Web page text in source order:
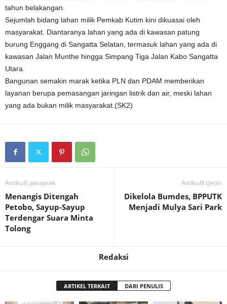
tahun belakangan.
Sejumlah bidang lahan milik Pemkab Kutim kini dikuasai oleh
masyarakat. Diantaranya lahan yang ada di kawasan patung
burung Enggang di Sangatta Selatan, termasuk lahan yang ada di
kawasan Jalan Munthe hingga Simpang Tiga Jalan Kabo Sangatta
Utara.
Bangunan semakin marak ketika PLN dan PDAM memberikan
layanan berupa pemasangan jaringan listrik dan air, meski lahan
yang ada bukan milik masyarakat.(SK2)
Artikulli paraprak
Menangis Ditengah
Petobo, Sayup-Sayup
Terdengar Suara Minta
Tolong
Artikulli tjetër
Dikelola Bumdes, BPPUTK
Menjadi Mulya Sari Park
Redaksi
ARTIKEL TERKAIT DARI PENULIS